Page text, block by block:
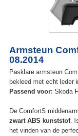
Armsteun
08.2014
Pasklare armsteun
bekleed met echt leder
Passend voor: Skoda
De ComfortS
zwart ABS kunststof.
het vinden van de